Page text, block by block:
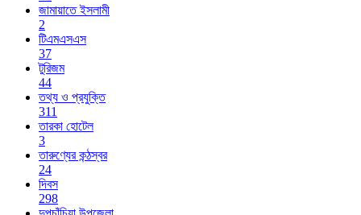
জামায়াতে ইসলামী
2
টিএমএসএস
37
টুরিজম
44
তথ্য ও প্রযুক্তি
311
তারকা হোটেল
3
তারুণ্যের কন্ঠস্বর
24
দিবস
298